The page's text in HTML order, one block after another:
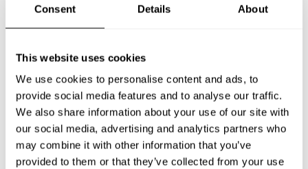
Consent Details About
This website uses cookies
We use cookies to personalise content and ads, to
provide social media features and to analyse our traffic.
We also share information about your use of our site with
our social media, advertising and analytics partners who
may combine it with other information that you’ve
provided to them or that they’ve collected from your use
Salesforce-Migration:
Enterprise Suite von HubSpot. Dieses Projekt
beinhaltete:
Analyse und Mapping der bestehenden
Salesforce-Datenstruktur